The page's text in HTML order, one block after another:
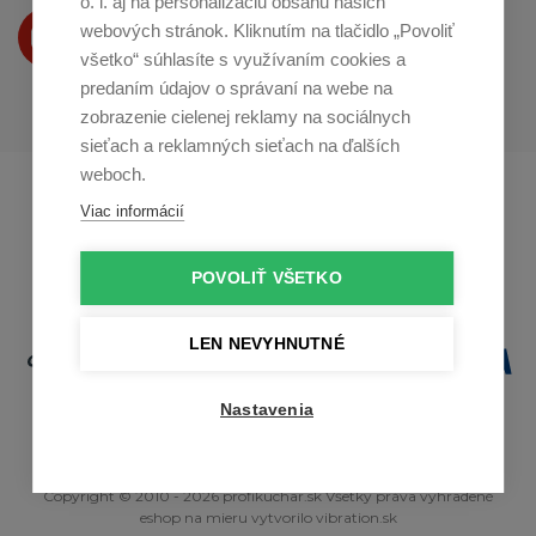
Produkty Vám predstavujeme
na Youtube
Profikuchař.cz
Copyright © 2010 - 2026 profikuchar.sk Všetky práva vyhradené
eshop na mieru vytvorilo vibration.sk
webových stránok. Kliknutím na tlačidlo „Povoliť
všetko“ súhlasíte s využívaním cookies a
predaním údajov o správaní na webe na
zobrazenie cielenej reklamy na sociálnych
sieťach a reklamných sieťach na ďalších
weboch.
Viac informácií
POVOLIŤ VŠETKO
LEN NEVYHNUTNÉ
Nastavenia